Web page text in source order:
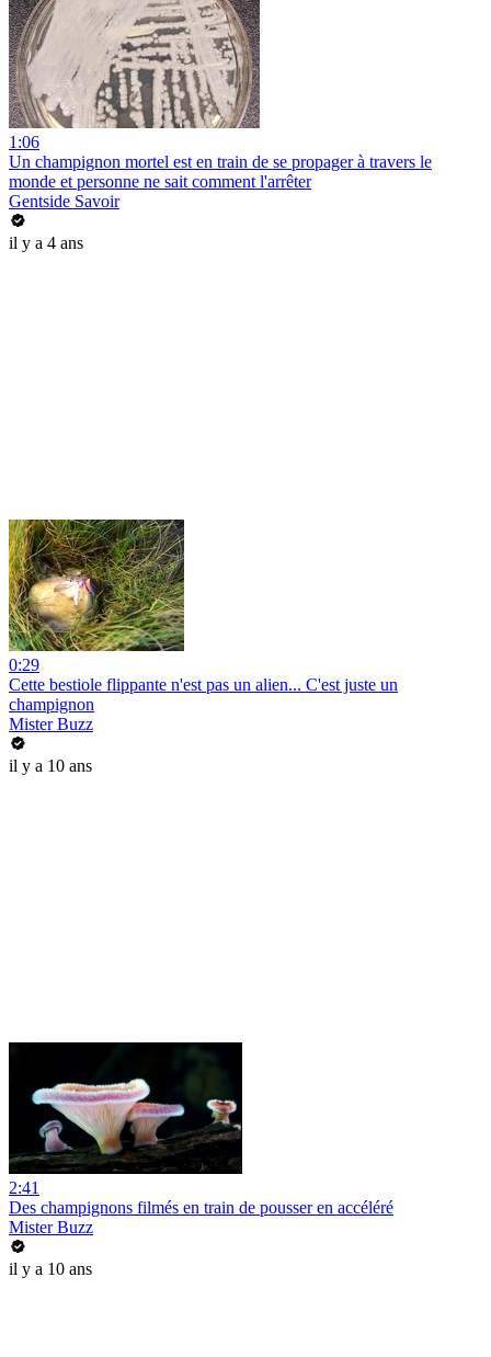
1:06
Un champignon mortel est en train de se propager à travers le
monde et personne ne sait comment l'arrêter
Gentside Savoir
il y a 4 ans
0:29
Cette bestiole flippante n'est pas un alien... C'est juste un
champignon
Mister Buzz
il y a 10 ans
2:41
Des champignons filmés en train de pousser en accéléré
Mister Buzz
il y a 10 ans